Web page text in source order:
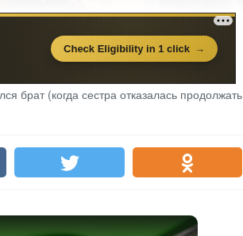
брат (когда сестра отказалась продолжать